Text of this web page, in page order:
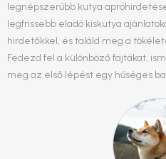
legnépszerűbb kutya
legfrissebb eladó kiskutya
hirdetőkkel, és találd meg a
Fedezd fel a különböző fajtákat,
meg az első lépést egy hűséges